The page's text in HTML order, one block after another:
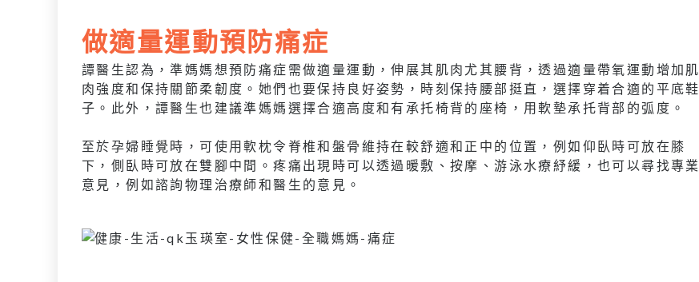
做適量運動預防痛症
譚醫生認為，準媽媽想預防痛症需做適量運動，伸展其肌肉尤其腰背，透過適量帶氧運動增加肌
肉強度和保持關節柔韌度。她們也要保持良好姿勢，時刻保持腰部挺直，選擇穿着合適的平底鞋
子。此外，譚醫生也建議準媽媽選擇合適高度和有承托椅背的座椅，用軟墊承托背部的弧度。
至於孕婦睡覺時，可使用軟枕令脊椎和盤骨維持在較舒適和正中的位置，例如仰臥時可放在膝
下，側臥時可放在雙腳中間。疼痛出現時可以透過暖敷、按摩、游泳水療紓緩，也可以尋找專業
意見，例如諮詢物理治療師和醫生的意見。